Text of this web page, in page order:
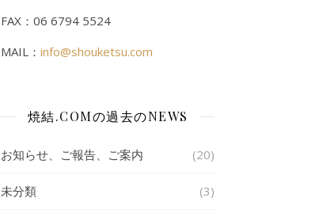
FAX：06 6794 5524
MAIL： info@shouketsu.com
焼結.COMの過去のNEWS
お知らせ、ご報告、ご案内 (20)
未分類 (3)